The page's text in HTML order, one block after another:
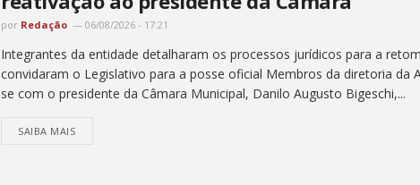
por Redação 06/08/2026 - 17:21
Integrantes da entidade detalharam os processos jurídicos para a
convidaram o Legislativo para a posse oficial Membros da diretoria da
se com o presidente da Câmara Municipal, Danilo Augusto Bigeschi,...
SAIBA MAIS